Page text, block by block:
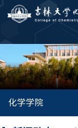
化学学院